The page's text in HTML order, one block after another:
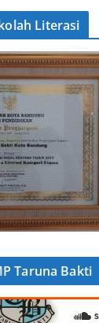
Literasi
Taruna Bakti